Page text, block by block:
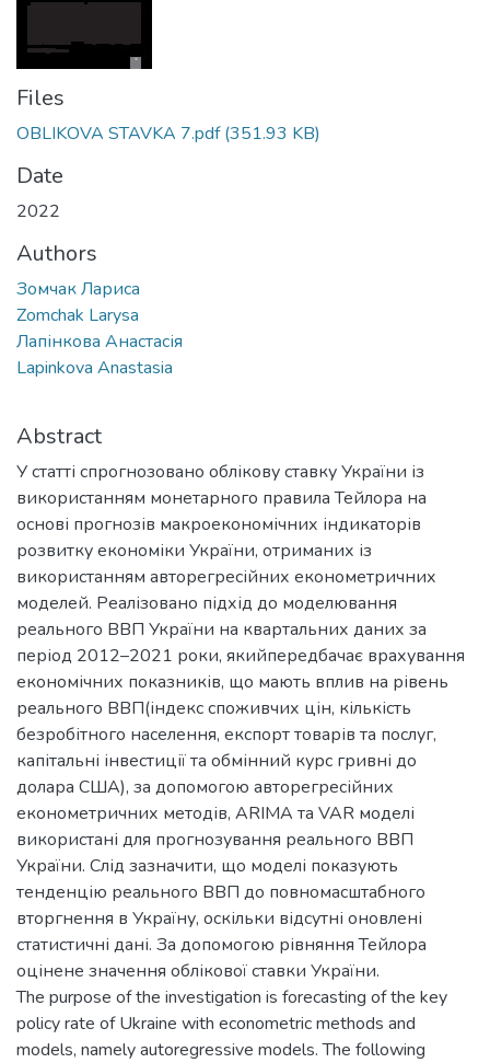
Files
OBLIKOVA STAVKA 7.pdf(351.93 KB)
Date
2022
Authors
Зомчак Лариса
Zomchak Larysa
Лапінкова Анастасія
Lapinkova Anastasia
Abstract
У статті спрогнозовано облікову ставку України із
використанням монетарного правила Тейлора на
основі прогнозів макроекономічних індикаторів
розвитку економіки України, отриманих із
використанням авторегресійних економетричних
моделей. Реалізовано підхід до моделювання
реального ВВП України на квартальних даних за
період 2012–2021 роки, якийпередбачає врахування
економічних показників, що мають вплив на рівень
реального ВВП(індекс споживчих цін, кількість
безробітного населення, експорт товарів та послуг,
капітальні інвестиції та обмінний курс гривні до
долара США), за допомогою авторегресійних
економетричних методів, ARIMA та VAR моделі
використані для прогнозування реального ВВП
України. Слід зазначити, що моделі показують
тенденцію реального ВВП до повномасштабного
вторгнення в Україну, оскільки відсутні оновлені
статистичні дані. За допомогою рівняння Тейлора
оцінене значення облікової ставки України.
The purpose of the investigation is forecasting of the key
policy rate of Ukraine with econometric methods and
models, namely autoregressive models. The following